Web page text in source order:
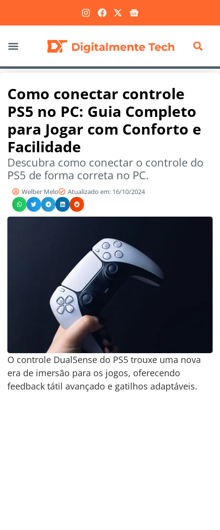
Como conectar controle
PS5 no PC: Guia Completo
para Jogar com Conforto e
Facilidade
Descubra como conectar o controle do
PS5 de forma correta no PC.
Welber Melo Atualizado em: 16/10/2024
O controle DualSense do PS5 trouxe uma nova
era de imersão para os jogos, oferecendo
feedback tátil avançado e gatilhos adaptáveis.